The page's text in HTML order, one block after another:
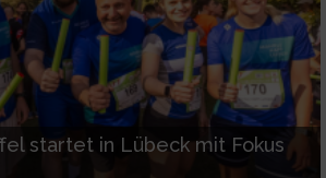
startet in Lübeck mit Fokus